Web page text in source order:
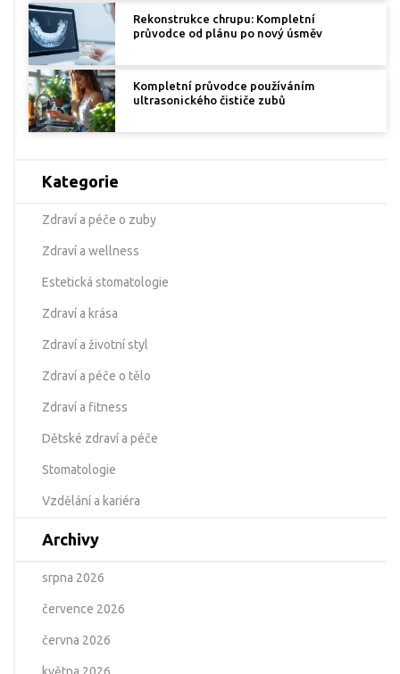
Rekonstrukce chrupu: Kompletní
průvodce od plánu po nový úsměv
Kompletní průvodce používáním
ultrasonického čističe zubů
Kategorie
Zdraví a péče o zuby
Zdraví a wellness
Estetická stomatologie
Zdraví a krása
Zdraví a životní styl
Zdraví a péče o tělo
Zdraví a fitness
Dětské zdraví a péče
Stomatologie
Vzdělání a kariéra
Archivy
srpna 2026
července 2026
června 2026